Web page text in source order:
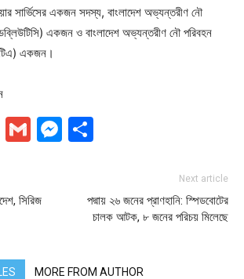
সার্ভিসের একজন সদস্য, বাংলাদেশ অভ্যন্তরীণ নৌ
একজন ও বাংলাদেশ অভ্যন্তরীণ নৌ পরিবহন
একজন।
WhatsApp
GmailMessenger
সিরিজ
Next article
পদ্মায় ২৬ জনের প্রাণহানি: স্পিডবোটের
চালক আটক, ৮ জনের পরিচয় মিলেছে
MORE FROM AUTHOR